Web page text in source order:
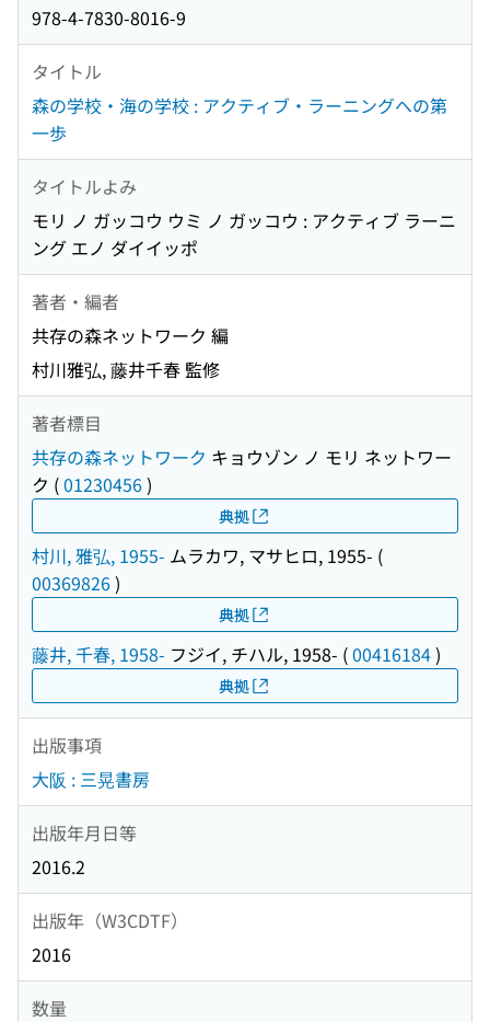
978-4-7830-8016-9
タイトル
森の学校・海の学校 : アクティブ・ラーニングへの第
一歩
タイトルよみ
モリ ノ ガッコウ ウミ ノ ガッコウ : アクティブ ラーニ
ング エノ ダイイッポ
著者・編者
共存の森ネットワーク 編
村川雅弘, 藤井千春 監修
著者標目
共存の森ネットワーク キョウゾン ノ モリ ネットワー
ク (01230456)
典拠
村川, 雅弘, 1955- ムラカワ, マサヒロ, 1955- (
00369826)
典拠
藤井, 千春, 1958- フジイ, チハル, 1958- (00416184)
典拠
出版事項
大阪 : 三晃書房
出版年月日等
2016.2
出版年（W3CDTF）
2016
数量